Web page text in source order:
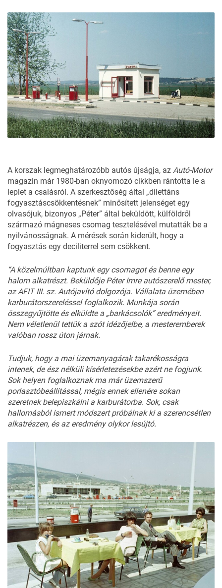
A korszak legmeghatározóbb autós újságja, az Autó-Motor
magazin már 1980-ban oknyomozó cikkben rántotta le a
leplet a csalásról. A szerkesztőség által „dilettáns
fogyasztáscsökkentésnek” minősített jelenséget egy
olvasójuk, bizonyos „Péter” által beküldött, külföldről
származó mágneses csomag tesztelésével mutatták be a
nyilvánosságnak. A mérések során kiderült, hogy a
fogyasztás egy deciliterrel sem csökkent.
“A közelmúltban kaptunk egy csomagot és benne egy
halom alkatrészt. Beküldője Péter Imre autószerelő mester,
az AFIT III. sz. Autójavító dolgozója. Vállalata üzemében
karburátorszereléssel foglalkozik. Munkája során
összegyűjtötte és elküldte a „barkácsolók” eredményeit.
Nem véletlenül tettük a szót idézőjelbe, a mesteremberek
valóban rossz úton járnak.
Tudjuk, hogy a mai üzemanyagárak takarékosságra
intenek, de ész nélküli kísérletezésekbe azért ne fogjunk.
Sok helyen foglalkoznak ma már üzemszerű
porlasztóbeállítással, mégis ennek ellenére sokan
szeretnek belepiszkálni a karburátorba. Sok, csak
hallomásból ismert módszert próbálnak ki a szerencsétlen
alkatrészen, és az eredmény olykor lesújtó.